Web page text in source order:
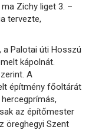
Zichy liget 3. –
tervezte,
a Palotai úti Hosszú
kápolnát.
A
építmény főoltárát
az építőmester
öreghegyi Szent